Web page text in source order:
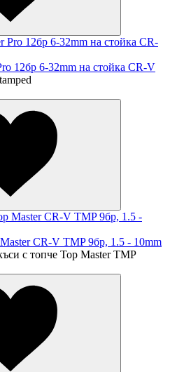
12бр 6-32mm на стойка CR-V
CR-V TMP 9бр, 1.5 - 10mm
с топче Top Master TMP